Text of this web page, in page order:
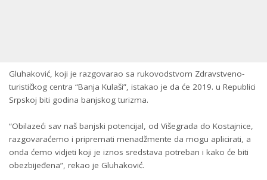
Gluhaković, koji je razgovarao sa rukovodstvom Zdravstveno-
turističkog centra “Banja Kulaši”, istakao je da će 2019. u Republici
Srpskoj biti godina banjskog turizma.
“Obilazeći sav naš banjski potencijal, od Višegrada do Kostajnice,
razgovaraćemo i pripremati menadžmente da mogu aplicirati, a
onda ćemo vidjeti koji je iznos sredstava potreban i kako će biti
obezbijeđena”, rekao je Gluhaković.